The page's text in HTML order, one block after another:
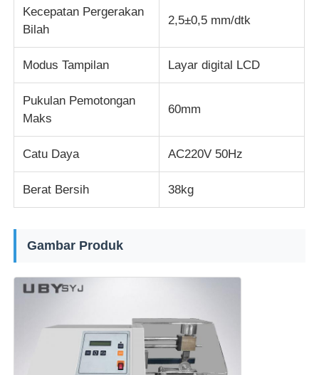
Kecepatan Pergerakan
Bilah
2,5±0,5 mm/dtk
Modus Tampilan Layar digital LCD
Pukulan Pemotongan
Maks
60mm
Catu Daya AC220V 50Hz
Berat Bersih 38kg
Gambar Produk